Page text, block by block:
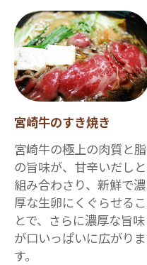
宮崎牛のすき焼き
宮崎牛の極上の肉質と脂
の旨味が、甘辛いだしと
組み合わさり、新鮮で濃
厚な生卵にくぐらせるこ
とで、さらに濃厚な旨味
が口いっぱいに広がりま
す。